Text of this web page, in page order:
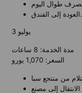
العودة إلى الفندق.
3 يوليو
مدة الخدمة: 8 ساعات
السعر: 1,070 يورو